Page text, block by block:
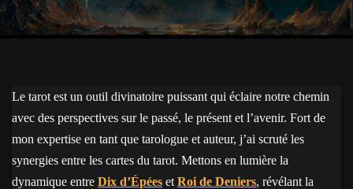
Le tarot est un outil divinatoire puissant qui éclaire notre chemin
avec des perspectives sur le passé, le présent et l’avenir. Fort de
mon expertise en tant que tarologue et auteur, j’ai scruté les
synergies entre les cartes du tarot. Mettons en lumière la
dynamique entre Dix d’Épées et Roi de Deniers, révélant la